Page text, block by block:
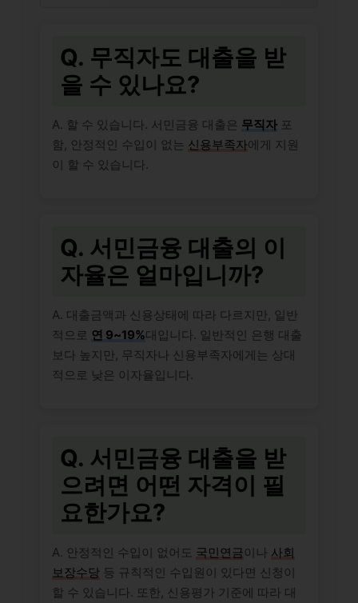
Q. 무직자도 대출을 받
을 수 있나요?
A. 할 수 있습니다. 서민금융 대출은 무직자 포
함, 안정적인 수입이 없는 신용부족자에게 지원
이 할 수 있습니다.
Q. 서민금융 대출의 이
자율은 얼마입니까?
A. 대출금액과 신용상태에 따라 다르지만, 일반
적으로 연 9~19%대입니다. 일반적인 은행 대출
보다 높지만, 무직자나 신용부족자에게는 상대
적으로 낮은 이자율입니다.
Q. 서민금융 대출을 받
으려면 어떤 자격이 필
요한가요?
A. 안정적인 수입이 없어도 국민연금이나 사회
보장수당 등 규칙적인 수입원이 있다면 신청이
할 수 있습니다. 또한, 신용평가 기준에 따라 대